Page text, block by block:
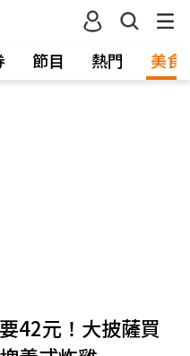
節目 熱門 美食
42元！大披薩買